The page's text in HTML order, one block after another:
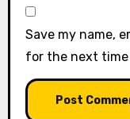
Save my name,
for the next time